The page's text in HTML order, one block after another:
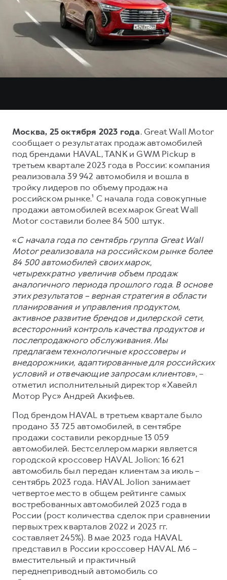
DARGO
от 3 499 000 ₽
от 2 899 000 ₽ от 3 599 000 ₽
POER
от 3 449 000 ₽
Тест-драйв
Трейд-ин
КРЕДИТ И СТРАХОВАНИЕ
КОРПОРАТИВНЫМ КЛИЕНТАМ
Для малого бизнеса
Корпоративным клиентам
Крупным корпоративным клиентам
Система управления автопарком
Сервис для корпоративных клиентов
HAVAL Лизинг
АКСЕССУАРЫ HAVAL
Автомобильные аксессуары
Коллекция CITY
Коллекция Базовая
Коллекция Детская
СЕРВИСНОЕ ОБСЛУЖИВАНИЕ
Нулевое ТО
Программа «Помощь на дороге»
Регламенты технического обслуживания
ПОДДЕРЖКА
GWM Безопасность
Гарантия HAVAL
Мобильное приложение GWM
Программа «HAVAL Защита+»
Руководства по эксплуатации
Подписки
АКСЕССУАРЫ HAVAL
Автомобильные аксессуары
Коллекция CITY
Коллекция Базовая
Коллекция Детская
О дилере
Наша команда
Контакты
Москва, 25 октября 2023 года. Great Wall Motor
сообщает о результатах продаж автомобилей
под брендами HAVAL, TANK и GWM Pickup в
третьем квартале 2023 года в России: компания
реализовала 39 942 автомобиля и вошла в
тройку лидеров по объему продаж на
российском рынке.¹ С начала года совокупные
продажи автомобилей всех марок Great Wall
Motor составили более 84 500 штук.
«С начала года по сентябрь группа Great Wall
Motor реализовала на российском рынке более
84 500 автомобилей своих марок,
четырехкратно увеличив объем продаж
аналогичного периода прошлого года. В основе
этих результатов – верная стратегия в области
планирования и управления продуктом,
активное развитие брендов и дилерской сети,
всесторонний контроль качества продуктов и
послепродажного обслуживания. Мы
предлагаем технологичные кроссоверы и
внедорожники, адаптированные для российских
условий и отвечающие запросам клиентов», –
отметил исполнительный директор «Хавейл
Мотор Рус» Андрей Акифьев.
Под брендом HAVAL в третьем квартале было
продано 33 725 автомобилей, в сентябре
продажи составили рекордные 13 059
автомобилей. Бестселлером марки является
городской кроссовер HAVAL Jolion: 16 621
автомобиль был передан клиентам за июль –
сентябрь 2023 года. HAVAL Jolion занимает
четвертое место в общем рейтинге самых
востребованных автомобилей 2023 года в
России (рост количества сделок при сравнении
первых трех кварталов 2022 и 2023 гг.
составляет 245%). В мае 2023 года HAVAL
представил в России кроссовер HAVAL M6 –
вместительный и практичный
переднеприводный автомобиль со